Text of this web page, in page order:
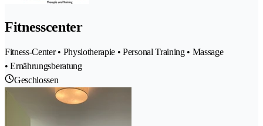
Fitnesscenter
Fitness-Center • Physiotherapie • Personal Training • Massage
• Ernährungsberatung
Geschlossen